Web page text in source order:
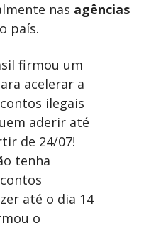
nas agências
país.
firmou um
acelerar a
ilegais
aderir até
de 24/07!
tenha
até o dia 14
o